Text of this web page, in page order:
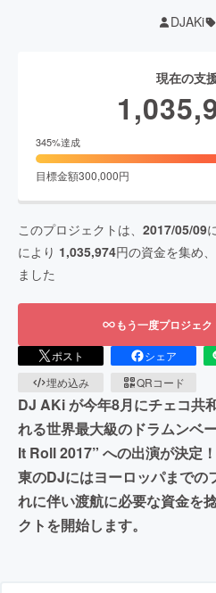
DJAKi
現在の支
345%達成
目標金額300,000円
このプロジェクトは、 2017/05/09
により 1,035,974円の資金を集め、
ました
もう一度プロジェ
ポスト シェア
埋め込み
QRコード
DJ AKi が今年8月にチェコ共
れる世界最大級のドラムンベ
It Roll 2017” への出演が決定
東のDJにはヨーロッパまでの
れに伴い渡航に必要な資金を
クトを開始します。